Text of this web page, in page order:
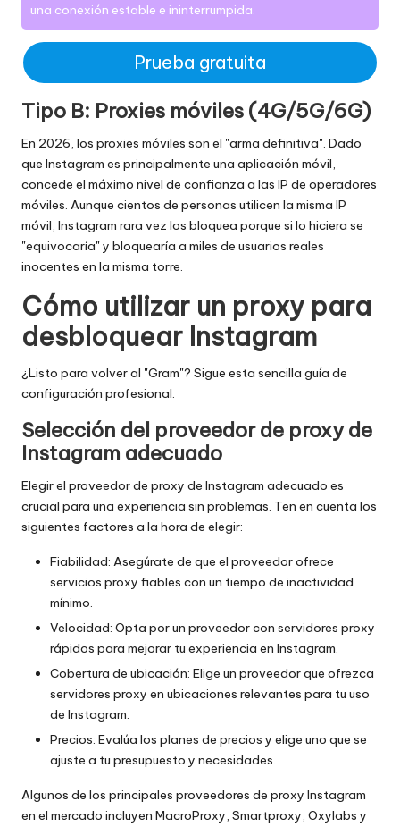
una conexión estable e ininterrumpida.
Prueba gratuita
Tipo B: Proxies móviles (4G/5G/6G)
En 2026, los proxies móviles son el "arma definitiva". Dado
que Instagram es principalmente una aplicación móvil,
concede el máximo nivel de confianza a las IP de operadores
móviles. Aunque cientos de personas utilicen la misma IP
móvil, Instagram rara vez los bloquea porque si lo hiciera se
"equivocaría" y bloquearía a miles de usuarios reales
inocentes en la misma torre.
Cómo utilizar un proxy para
desbloquear Instagram
¿Listo para volver al "Gram"? Sigue esta sencilla guía de
configuración profesional.
Selección del proveedor de proxy de
Instagram adecuado
Elegir el proveedor de proxy de Instagram adecuado es
crucial para una experiencia sin problemas. Ten en cuenta los
siguientes factores a la hora de elegir:
Fiabilidad: Asegúrate de que el proveedor ofrece
servicios proxy fiables con un tiempo de inactividad
mínimo.
Velocidad: Opta por un proveedor con servidores proxy
rápidos para mejorar tu experiencia en Instagram.
Cobertura de ubicación: Elige un proveedor que ofrezca
servidores proxy en ubicaciones relevantes para tu uso
de Instagram.
Precios: Evalúa los planes de precios y elige uno que se
ajuste a tu presupuesto y necesidades.
Algunos de los principales proveedores de proxy Instagram
en el mercado incluyen MacroProxy, Smartproxy, Oxylabs y